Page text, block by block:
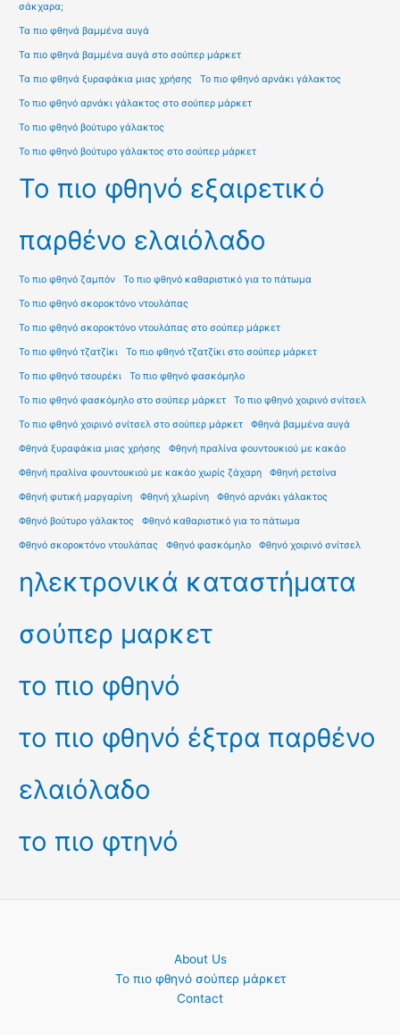
σάκχαρα;
Τα πιο φθηνά βαμμένα αυγά
Τα πιο φθηνά βαμμένα αυγά στο σούπερ μάρκετ
Τα πιο φθηνά ξυραφάκια μιας χρήσης Το πιο φθηνό αρνάκι γάλακτος
Το πιο φθηνό αρνάκι γάλακτος στο σούπερ μάρκετ
Το πιο φθηνό βούτυρο γάλακτος
Το πιο φθηνό βούτυρο γάλακτος στο σούπερ μάρκετ
Το πιο φθηνό εξαιρετικό
παρθένο ελαιόλαδο
Το πιο φθηνό ζαμπόν Το πιο φθηνό καθαριστικό για το πάτωμα
Το πιο φθηνό σκοροκτόνο ντουλάπας
Το πιο φθηνό σκοροκτόνο ντουλάπας στο σούπερ μάρκετ
Το πιο φθηνό τζατζίκι Το πιο φθηνό τζατζίκι στο σούπερ μάρκετ
Το πιο φθηνό τσουρέκι Το πιο φθηνό φασκόμηλο
Το πιο φθηνό φασκόμηλο στο σούπερ μάρκετ Το πιο φθηνό χοιρινό σνίτσελ
Το πιο φθηνό χοιρινό σνίτσελ στο σούπερ μάρκετ Φθηνά βαμμένα αυγά
Φθηνά ξυραφάκια μιας χρήσης Φθηνή πραλίνα φουντουκιού με κακάο
Φθηνή πραλίνα φουντουκιού με κακάο χωρίς ζάχαρη Φθηνή ρετσίνα
Φθηνή φυτική μαργαρίνη Φθηνή χλωρίνη Φθηνό αρνάκι γάλακτος
Φθηνό βούτυρο γάλακτος Φθηνό καθαριστικό για το πάτωμα
Φθηνό σκοροκτόνο ντουλάπας Φθηνό φασκόμηλο Φθηνό χοιρινό σνίτσελ
ηλεκτρονικά καταστήματα
σούπερ μαρκετ
το πιο φθηνό
το πιο φθηνό έξτρα παρθένο
ελαιόλαδο
το πιο φτηνό
About Us
Το πιο φθηνό σούπερ μάρκετ
Contact